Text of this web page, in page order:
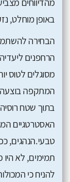
באופן מוחלט,
הבחירה
הרחפנים
מסוגלים לטוס
בתוך שטח
האסטרטגיים
טבעי.הנהגים,
תמימים, לא
להניח כי